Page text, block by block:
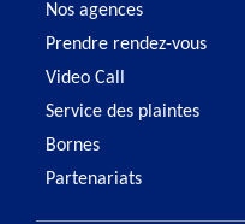
Nos agences
Prendre rendez-vous
Video Call
Service des plaintes
Bornes
Partenariats